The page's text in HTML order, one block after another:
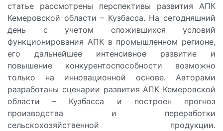
статье рассмотрены перспективы развития АПК
Кемеровской области – Кузбасса. На сегодняшний
день с учетом сложившихся условий
функционирования АПК в промышленном регионе,
его дальнейшее интенсивное развитие и
повышение конкурентоспособности возможно
только на инновационной основе. Авторами
разработаны сценарии развития АПК Кемеровской
области – Кузбасса и построен прогноз
производства и переработки
сельскохозяйственной продукции.